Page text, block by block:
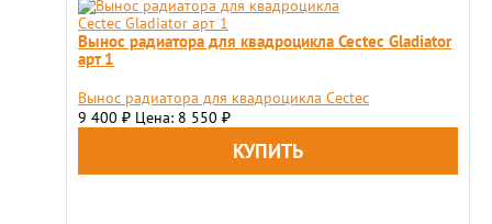
Вынос радиатора для квадроцикла Cectec Gladiator
арт 1
Вынос радиатора для квадроцикла Cectec
9 400 ₽ Цена: 8 550 ₽